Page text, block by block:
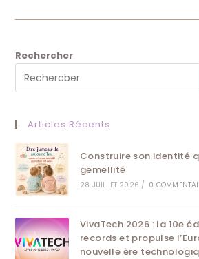
La
Rechercher
Articles Récents
Construire son identité
gemellité
28 JUILLET 2026 / 0
VivaTech 2026 : la 10e
records et propulse
nouvelle ère